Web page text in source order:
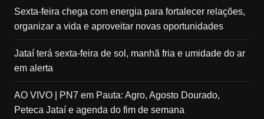
Sexta-feira chega com energia para fortalecer relações,
organizar a vida e aproveitar novas oportunidades
Jataí terá sexta-feira de sol, manhã fria e umidade do ar
em alerta
AO VIVO | PN7 em Pauta: Agro, Agosto Dourado,
Peteca Jataí e agenda do fim de semana